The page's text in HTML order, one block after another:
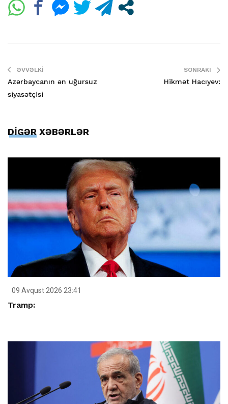
ƏVVƏLKI
Azərbaycanın ən uğursuz
siyasətçisi
SONRAKI
Hikmət Hacıyev:
DİGƏR XƏBƏRLƏR
09 Avqust 2026 23:41
Tramp: